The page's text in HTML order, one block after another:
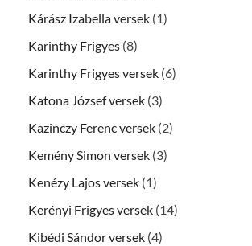
Kárász Izabella versek (1)
Karinthy Frigyes (8)
Karinthy Frigyes versek (6)
Katona József versek (3)
Kazinczy Ferenc versek (2)
Kemény Simon versek (3)
Kenézy Lajos versek (1)
Kerényi Frigyes versek (14)
Kibédi Sándor versek (4)